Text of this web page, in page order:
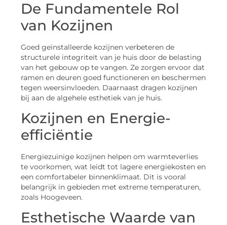
De Fundamentele Rol
van Kozijnen
Goed geïnstalleerde kozijnen verbeteren de
structurele integriteit van je huis door de belasting
van het gebouw op te vangen. Ze zorgen ervoor dat
ramen en deuren goed functioneren en beschermen
tegen weersinvloeden. Daarnaast dragen kozijnen
bij aan de algehele esthetiek van je huis.
Kozijnen en Energie-
efficiëntie
Energiezuinige kozijnen helpen om warmteverlies
te voorkomen, wat leidt tot lagere energiekosten en
een comfortabeler binnenklimaat. Dit is vooral
belangrijk in gebieden met extreme temperaturen,
zoals Hoogeveen.
Esthetische Waarde van